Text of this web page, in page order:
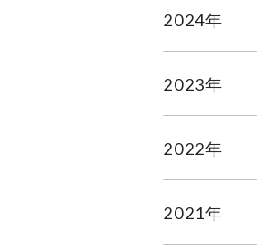
2024年
2023年
2022年
2021年